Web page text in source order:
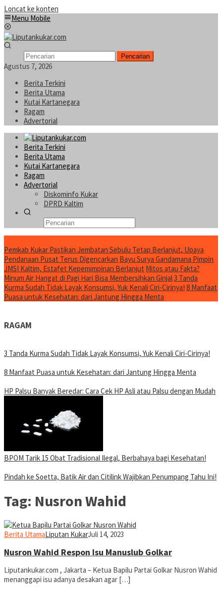
Loncat ke konten
Menu Mobile
Pencarian
Agustus 7, 2026
Berita Terkini
Berita Utama
Kutai Kartanegara
Ragam
Advertorial
Berita Terkini
Berita Utama
Kutai Kartanegara
Ragam
Advertorial
Diskominfo Kukar
DPRD Kaltim
Pemkab Kukar Pastikan Jembatan Sebulu Tetap Berlanjut, Upaya
Pendanaan Pusat Terus Digencarkan Bayu Surya Gandamana Pimpin
JMSI Kaltim, Estafet Kepemimpinan Berlanjut Mitos atau Fakta?
Minum Air Hangat di Pagi Hari Bisa Membersihkan Ginjal3 Tanda
Kurma Sudah Tidak Layak Konsumsi, Yuk Kenali Ciri-Cirinya! 8 Manfaat
Puasa untuk Kesehatan: dari Jantung Hingga Menta
RAGAM
3 Tanda Kurma Sudah Tidak Layak Konsumsi, Yuk Kenali Ciri-Cirinya!
8 Manfaat Puasa untuk Kesehatan: dari Jantung Hingga Menta
HP Palsu Banyak Beredar: Cara Cek HP Asli atau Palsu dengan Mudah
BPOM Tarik 15 Obat Tradisional Ilegal, Berbahaya bagi Kesehatan!
Pindah ke Soetta, Batik Air dan Citilink Wajibkan Penumpang Tahu Ini!
Tag: Nusron Wahid
Berita UtamaLiputan KukarJuli 14, 2023
Nusron Wahid Respon Isu Manuslub Golkar
Liputankukar.com , Jakarta – Ketua Bapilu Partai Golkar Nusron Wahid
menanggapi isu adanya desakan agar […]